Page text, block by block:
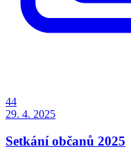
44
29. 4. 2025
Setkání občanů 2025